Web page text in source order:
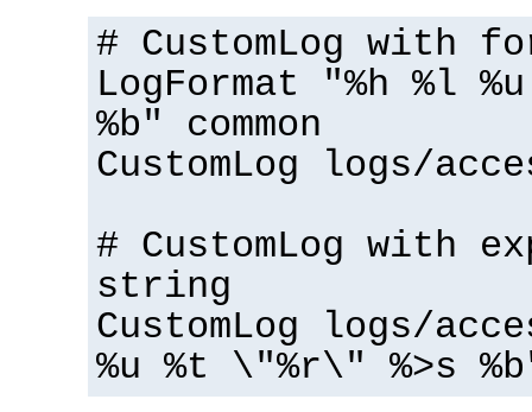
# CustomLog with
LogFormat "%h %l
%b" common
CustomLog logs/
# CustomLog with
string
CustomLog logs/
%u %t \"%r\" %>s